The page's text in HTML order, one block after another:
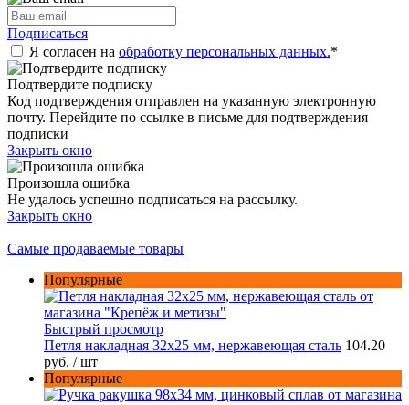
Подписаться
Я согласен на обработку персональных данных.*
Подтвердите подписку
Код подтверждения отправлен на указанную электронную
почту. Перейдите по ссылке в письме для подтверждения
подписки
Закрыть окно
Произошла ошибка
Не удалось успешно подписаться на рассылку.
Закрыть окно
Самые продаваемые товары
Популярные
Быстрый просмотр
Петля накладная 32х25 мм, нержавеющая сталь 104.20
руб. / шт
Популярные